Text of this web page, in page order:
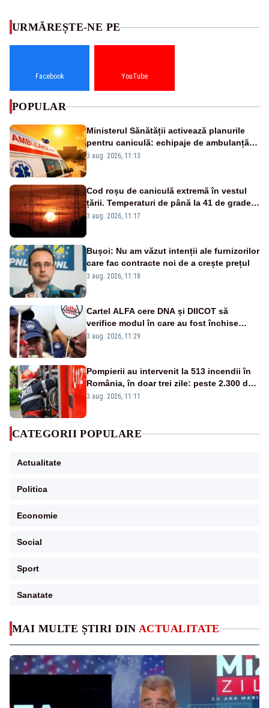
MAI MULTE ȘTIRI DIN ACTUALITATE
URMĂREȘTE-NE PE
Facebook YouTube
POPULAR
Ministerul Sănătății activează planurile
pentru caniculă: echipaje de ambulanță
suplimentate, stocuri de medicamente
3 aug. 2026, 11:13
Cod roșu de caniculă extremă în vestul
țării. Temperaturi de până la 41 de grade
până miercuri
3 aug. 2026, 11:17
Bușoi: Nu am văzut intenții ale furnizorilor
care fac contracte noi de a crește prețul
3 aug. 2026, 11:18
Cartel ALFA cere DNA și DIICOT să
verifice modul în care au fost închise
centralele pe cărbune
3 aug. 2026, 11:29
Pompierii au intervenit la 513 incendii în
România, în doar trei zile: peste 2.300 de
hectare de teren au fost afectate
3 aug. 2026, 11:11
CATEGORII POPULARE
Actualitate
Politica
Economie
Social
Sport
Sanatate